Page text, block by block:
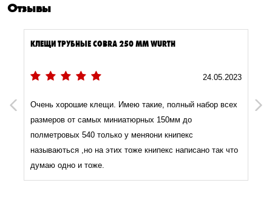
Отзывы
Previous
КЛЕЩИ ТРУБНЫЕ COBRA 250 ММ WURTH
24.05.2023
Очень хорошие клещи. Имею такие, полный набор всех
размеров от самых миниатюрных 150мм до
полметровых 540 только у меняони книпекс
называються ,но на этих тоже книпекс написано так что
думаю одно и тоже.
Next